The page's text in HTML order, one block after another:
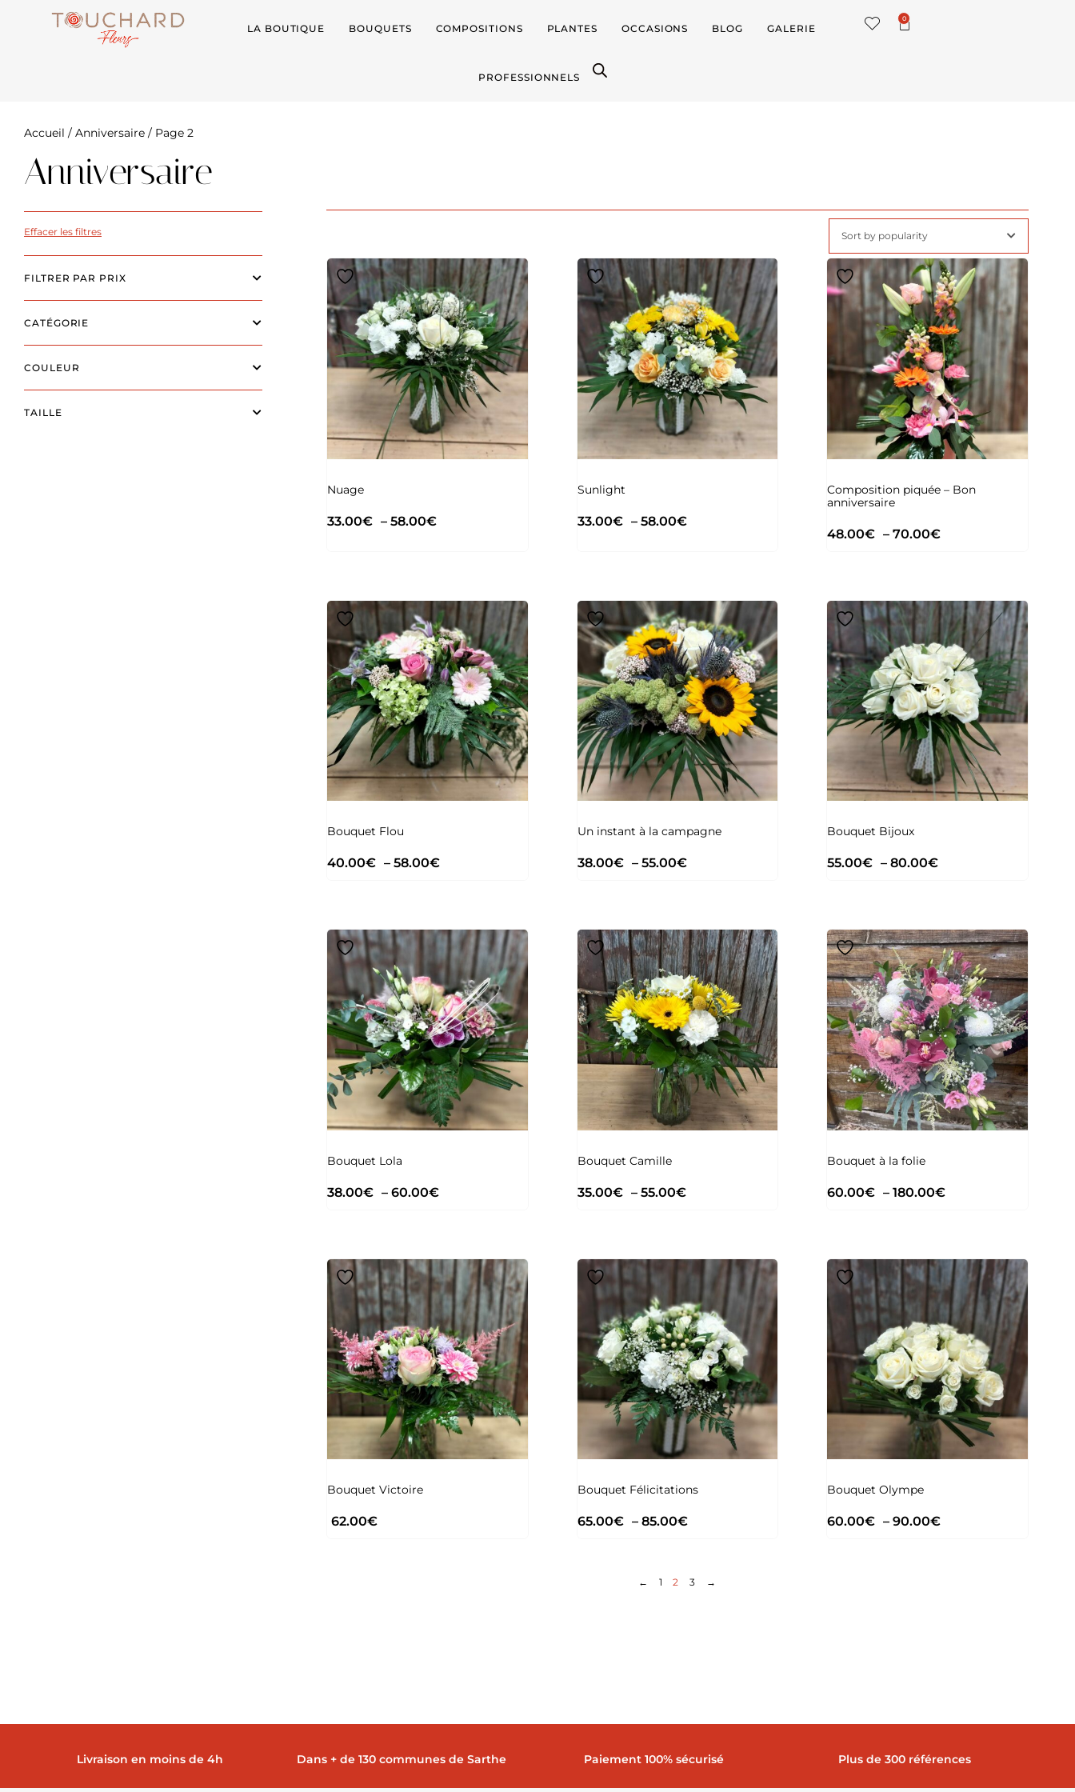
LA BOUTIQUE BOUQUETS COMPOSITIONS PLANTES OCCASIONS BLOG GALERIE
PROFESSIONNELS
0
Accueil / Anniversaire / Page 2
Anniversaire
Effacer les filtres
FILTRER PAR PRIX
CATÉGORIE
COULEUR
TAILLE
Sort by popularity
Nuage
33.00€ – 58.00€
Sunlight
33.00€ – 58.00€
Composition piquée – Bon
anniversaire
48.00€ –70.00€
Bouquet Flou
40.00€ – 58.00€
Un instant à la campagne
38.00€ – 55.00€
Bouquet Bijoux
55.00€ –80.00€
Bouquet Lola
38.00€ – 60.00€
Bouquet Camille
35.00€ – 55.00€
Bouquet à la folie
60.00€ –180.00€
Bouquet Victoire
62.00€
Bouquet Félicitations
65.00€ – 85.00€
Bouquet Olympe
60.00€ –90.00€
← 1 2 3 →
Livraison en moins de 4h Dans + de 130 communes de Sarthe Paiement 100% sécurisé Plus de 300 références